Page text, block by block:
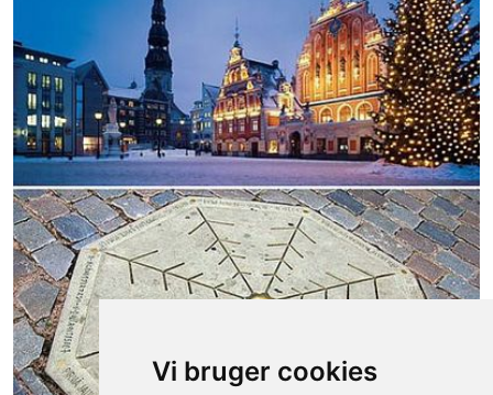
Vi bruger cookies